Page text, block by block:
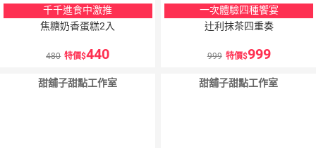
千千進食中激推
焦糖奶香蛋糕2入
480 特價 440
一次體驗四種饗宴
辻利抹茶四重奏
999 特價 999
甜舖子甜點工作室 甜舖子甜點工作室